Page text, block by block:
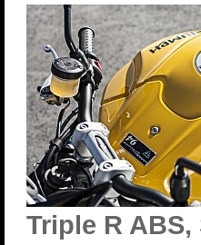
Triple R ABS,